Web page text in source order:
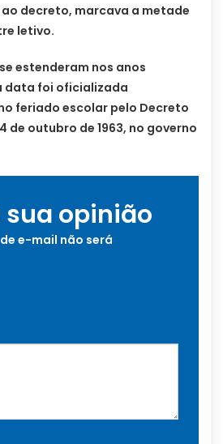
decreto, marcava a metade
letivo.
estenderam nos anos
data foi oficializada
feriado escolar pelo Decreto
de outubro de 1963, no governo
sua opinião
e-mail não será